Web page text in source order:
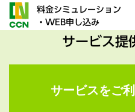
料金シミュレーション
・WEB申し込み
サービス提
サービスをご